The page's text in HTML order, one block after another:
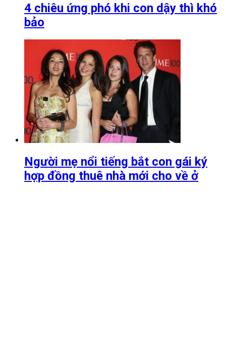
4 chiêu ứng phó khi con dậy thì khó
bảo
Người mẹ nổi tiếng bắt con gái ký
hợp đồng thuê nhà mới cho về ở